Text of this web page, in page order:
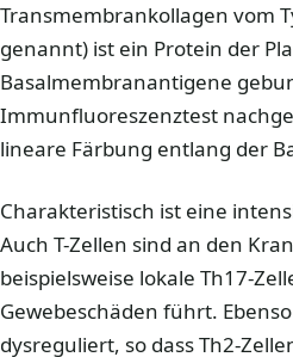
Transmembrankollagen vom
genannt) ist ein Protein der
Basalmembranantigene
Immunfluoreszenztest
lineare Färbung entlang der
Charakteristisch ist eine
Auch T-Zellen sind an den
beispielsweise lokale Th17-
Gewebeschäden führt.
dysreguliert, so dass Th2-